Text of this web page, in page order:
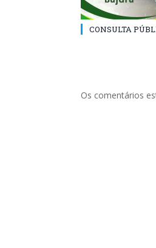
CONSULTA
Os comentários